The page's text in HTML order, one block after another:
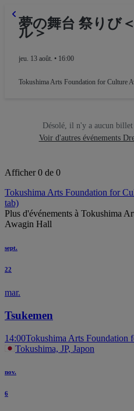
夢の舞台 祭りび
ル＞
jeu. 13 août. • 16:00
Tokushima Arts Foundation for Culture
Désolé, il n'y a aucun
Voir d'autres événements
Afficher 0 de 0
Tokushima Arts Foundation for
tab)
Plus d'événements à Tokushima
Awagin Hall
sept.
22
mar.
Tsukemen
14:00Tokushima Arts Foundation
Tokushima, JP, Japon
nov.
6